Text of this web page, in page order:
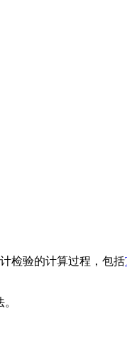
检验的计算过程，包括